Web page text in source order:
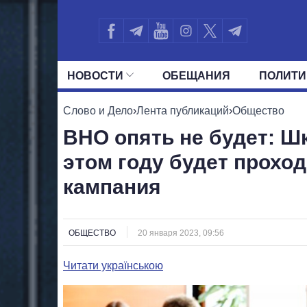
НОВОСТИ ОБЕЩАНИЯ
ВСЕ ПОЛИТИКИ ПРЕЗИДЕНТ И
Слово и Дело›Лента публикаций›Общество
ВНО опять не будет:
этом году будет
кампания
ОБЩЕСТВО 20 января 2023, 09:56
Читати українською